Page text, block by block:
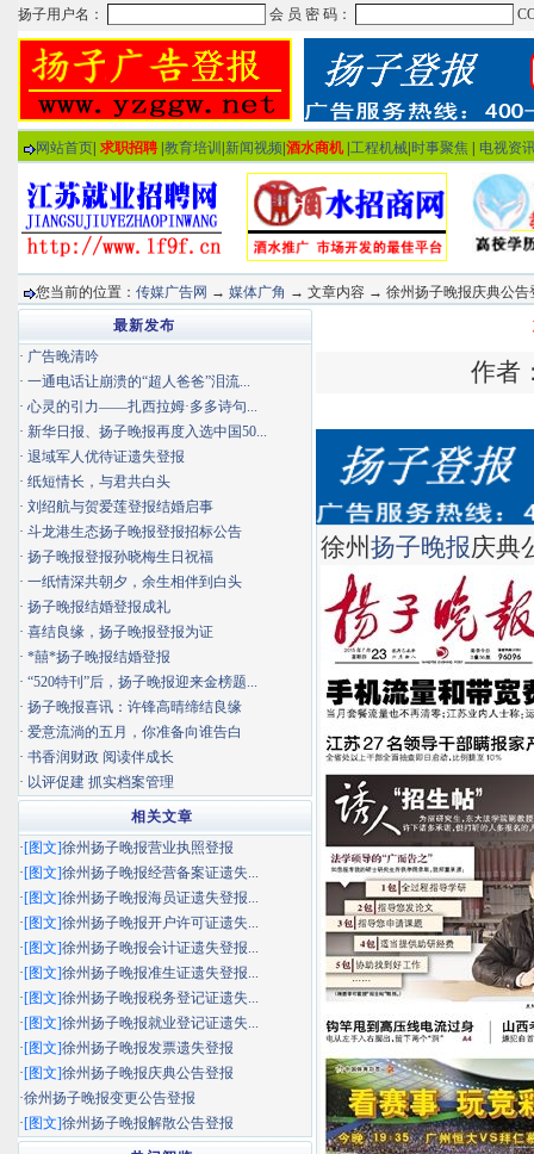
网站首页 求职招聘 教育培训 新闻视频 酒水商机 工程机械 时事聚焦 电视资
您当前的位置： 传媒广告网 → 媒体广角 → 文章内容 → 徐州扬子晚报庆典公告
作者
徐州扬子晚报庆典
最新发布
· 广告晚清吟
· 一通电话让崩溃的“超人爸爸”泪流...
· 心灵的引力——扎西拉姆·多多诗句...
· 新华日报、扬子晚报再度入选中国50...
· 退域军人优待证遗失登报
· 纸短情长，与君共白头
· 刘绍航与贺爱莲登报结婚启事
· 斗龙港生态扬子晚报登报招标公告
· 扬子晚报登报孙晓梅生日祝福
· 一纸情深共朝夕，余生相伴到白头
· 扬子晚报结婚登报成礼
· 喜结良缘，扬子晚报登报为证
· *囍*扬子晚报结婚登报
· “520特刊”后，扬子晚报迎来金榜题...
· 扬子晚报喜讯：许锋高晴缔结良缘
· 爱意流淌的五月，你准备向谁告白
· 书香润财政 阅读伴成长
· 以评促建 抓实档案管理
相关文章
·[图文]徐州扬子晚报营业执照登报
·[图文]徐州扬子晚报经营备案证遗失...
·[图文]徐州扬子晚报海员证遗失登报...
·[图文]徐州扬子晚报开户许可证遗失...
·[图文]徐州扬子晚报会计证遗失登报...
·[图文]徐州扬子晚报准生证遗失登报...
·[图文]徐州扬子晚报税务登记证遗失...
·[图文]徐州扬子晚报就业登记证遗失...
·[图文]徐州扬子晚报发票遗失登报
·[图文]徐州扬子晚报庆典公告登报
·徐州扬子晚报变更公告登报
·[图文]徐州扬子晚报解散公告登报